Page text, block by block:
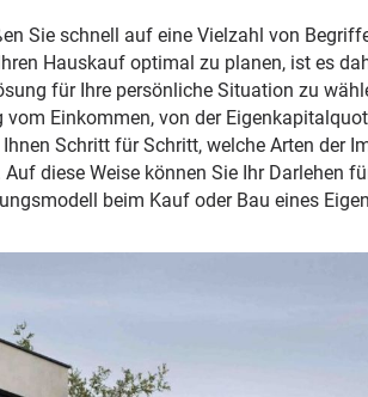
Sie schnell auf eine Vielzahl von
Hauskauf optimal zu planen, ist es
für Ihre persönliche Situation zu
Einkommen, von der
Schritt für Schritt, welche Arten der
diese Weise können Sie Ihr Darlehen
beim Kauf oder Bau eines